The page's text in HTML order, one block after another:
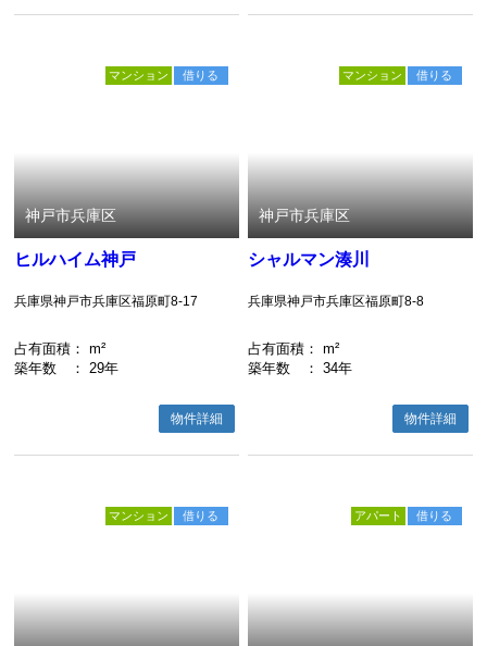
神戸市兵庫区
借りる
マンション
ヒルハイム神戸
兵庫県神戸市兵庫区福原町8-17
占有面積 ： m²
築年数
： 29年
物件詳細
神戸市兵庫区
借りる
マンション
シャルマン湊川
兵庫県神戸市兵庫区福原町8-8
占有面積 ： m²
築年数
： 34年
物件詳細
借りる
マンション 借りる
アパート